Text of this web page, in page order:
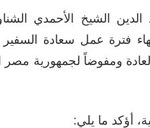
الدين الشيخ الأحمدي
فترة عمل سعادة
ومفوضاً لجمهورية مصر
أؤكد ما يلي: